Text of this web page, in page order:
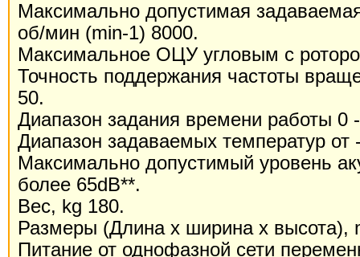
Максимально допустимая
об/мин (min-1) 8000.
Максимальное ОЦУ угловым с
Точность поддержания частоты
50.
Диапазон задания времени работы 0
Диапазон задаваемых температур от
Максимально допустимый уровень
более 65dB**.
Вес, kg 180.
Размеры (Длина х ширина х высота),
Питание от однофазной сети